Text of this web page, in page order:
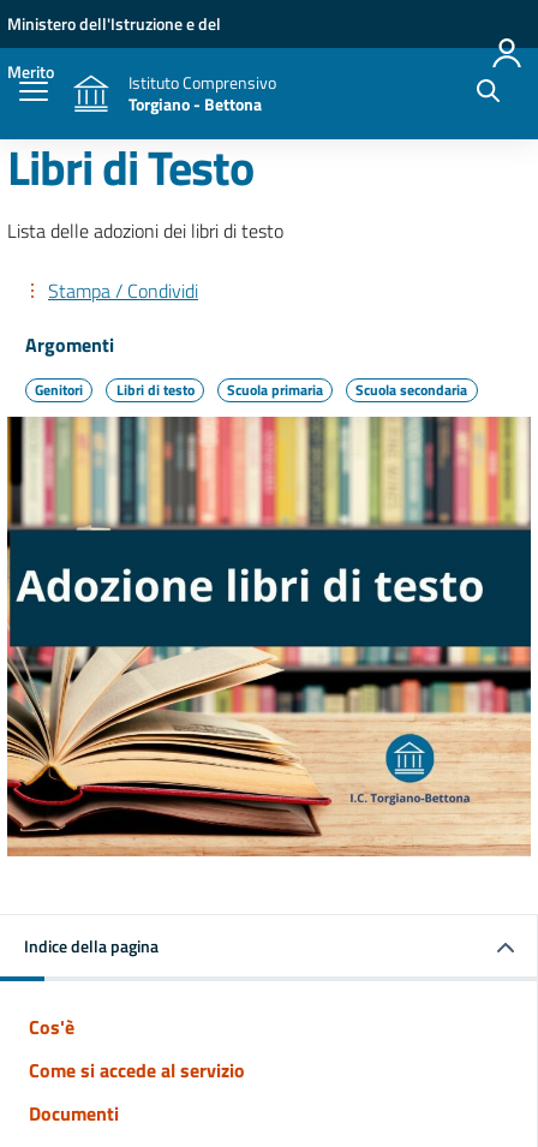
Vai ai contenuti
Vai al menu di navigazione
Vai al footer
Ministero dell'Istruzione e del
Merito
Istituto Comprensivo
Torgiano - Bettona
Libri di Testo
Lista delle adozioni dei libri di testo
Stampa / Condividi
Argomenti
Genitori Libri di testo Scuola primaria Scuola secondaria
Indice della pagina
Cos'è
Come si accede al servizio
Documenti